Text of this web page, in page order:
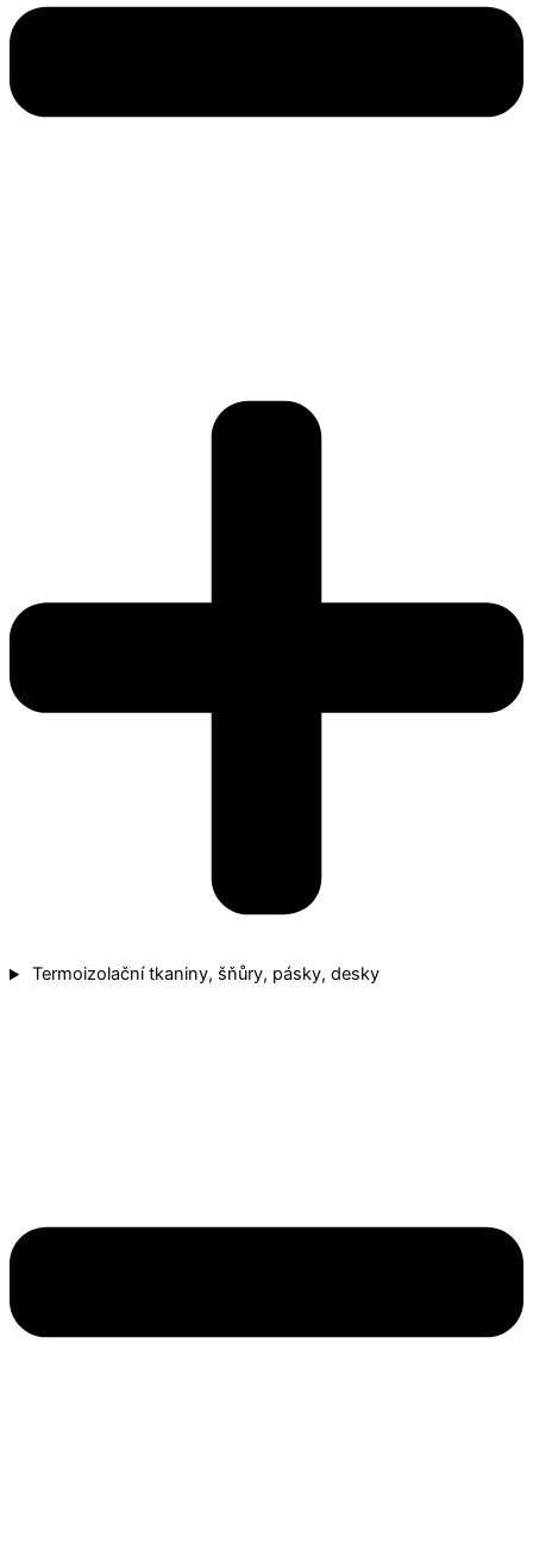
Termoizolační tkaniny, šňůry, pásky, desky